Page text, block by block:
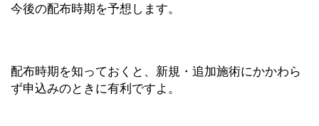
今後の配布時期を予想します。
配布時期を知っておくと、新規・追加施術にかかわら
ず申込みのときに有利ですよ。